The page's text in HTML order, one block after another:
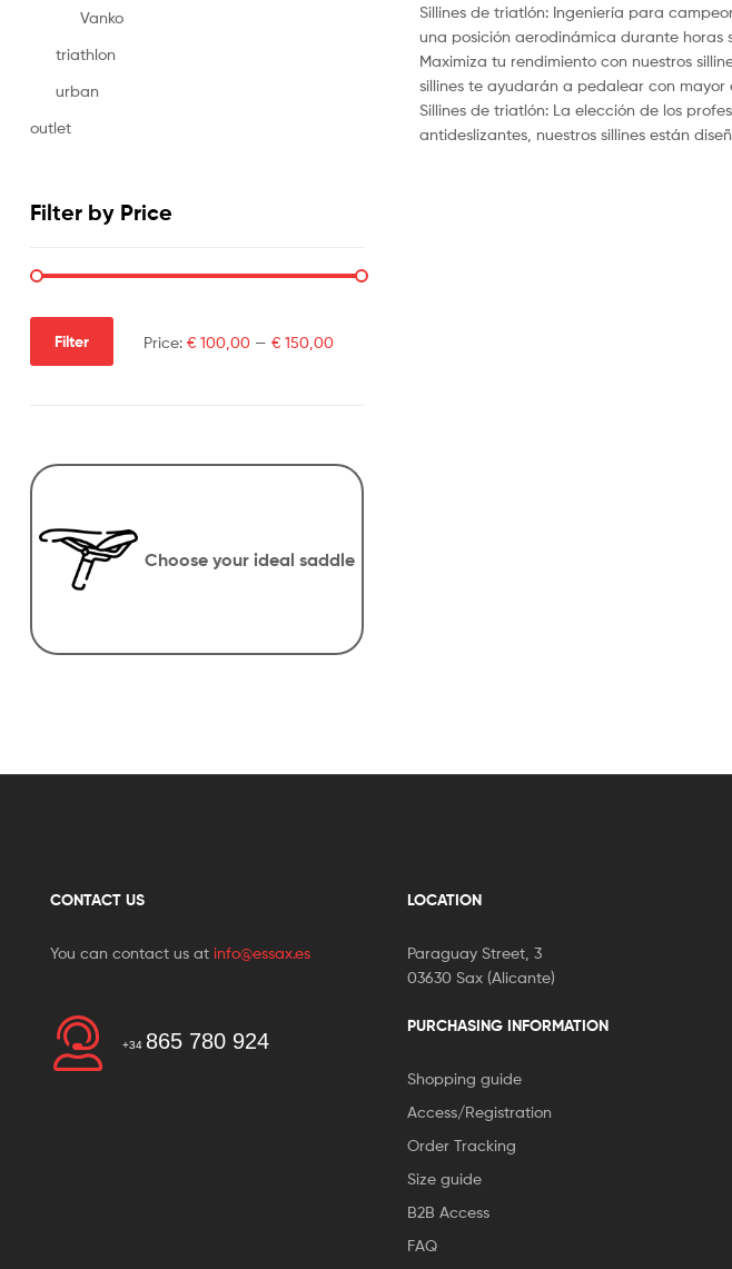
Sillines de triatlón: Ingeniería para
una posición aerodinámica durante horas
Maximiza tu rendimiento con nuestros
sillines te ayudarán a pedalear con
Sillines de triatlón: La elección de los
antideslizantes, nuestros sillines están
Vanko
triathlon
urban
outlet
Filter by Price
Filter Price: € 100,00— € 150,00
Choose your ideal saddle
CONTACT US
You can contact us at info@essax.es
+34 865 780 924
LOCATION
Paraguay Street, 3
03630 Sax (Alicante)
PURCHASING INFORMATION
Shopping guide
Access/Registration
Order Tracking
Size guide
B2B Access
FAQ